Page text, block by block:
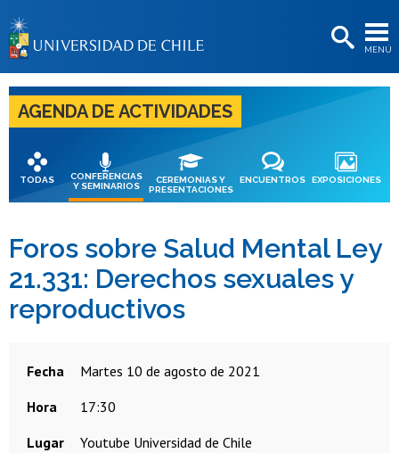
MENÚ
BIBLIOTECAS
LA UNIVERSIDAD
Postulantes
Estudiantes
Académicas/os
Funcionarias/os
Egresadas/os
AGENDA DE ACTIVIDADES
TODAS
CONFERENCIAS
Y SEMINARIOS
CEREMONIAS Y
PRESENTACIONES
ENCUENTROS EXPOSICIONES
Foros sobre Salud Mental Ley
21.331: Derechos sexuales y
reproductivos
Fecha
martes 10 de agosto de 2021
Hora
17:30
Lugar
Youtube Universidad de Chile